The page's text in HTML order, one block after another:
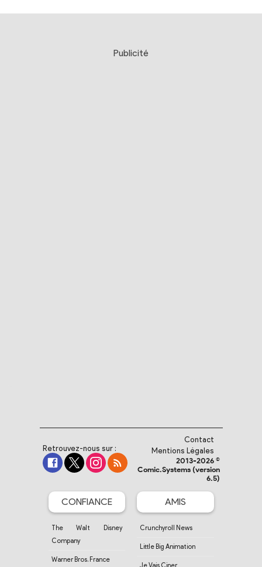
Publicité
Retrouvez-nous sur :
Contact
Mentions Légales
2013-2026 ©
Comic.Systems (version
6.5)
CONFIANCE
The Walt Disney
Company
Warner Bros. France
AMIS
Crunchyroll News
Little Big Animation
Je Vais Ciner